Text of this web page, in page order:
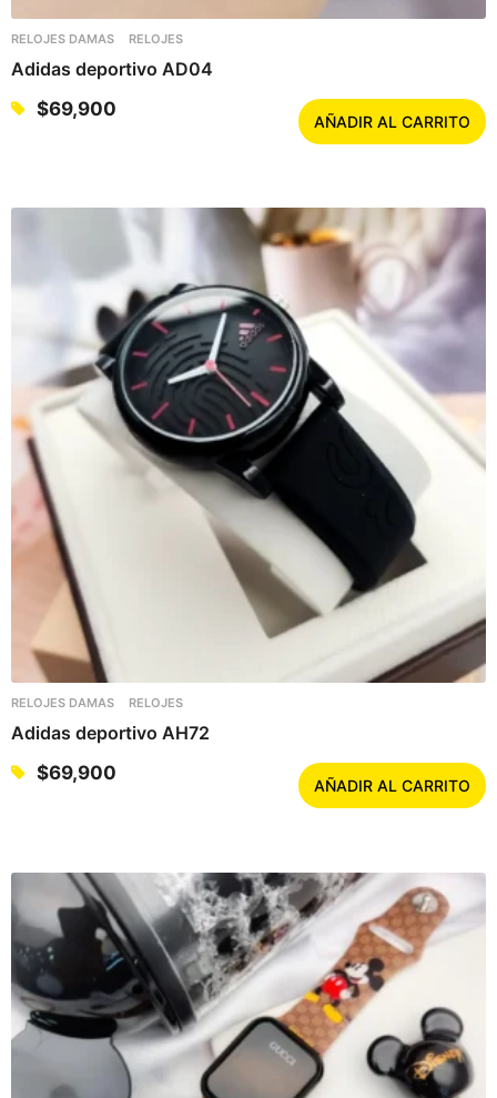
RELOJES DAMAS RELOJES
Adidas deportivo AD04
$69,900
AÑADIR AL CARRITO
RELOJES DAMAS RELOJES
Adidas deportivo AH72
$69,900
AÑADIR AL CARRITO